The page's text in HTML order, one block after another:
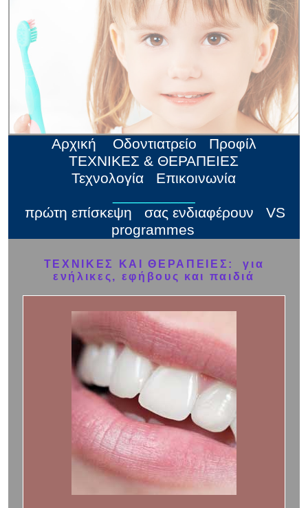
Αρχική Οδοντιατρείο
Προφίλ
ΤΕΧΝΙΚΕΣ & ΘΕΡΑΠΕΙEΣ
Τεχνολογία
Επικοινωνία
πρώτη επίσκεψη
σας ενδιαφέρουν
VS
programmes
ΤΕΧΝΙΚΕΣ ΚΑΙ ΘΕΡΑΠΕΙΕΣ: για
ενήλικες, εφήβους και παιδιά